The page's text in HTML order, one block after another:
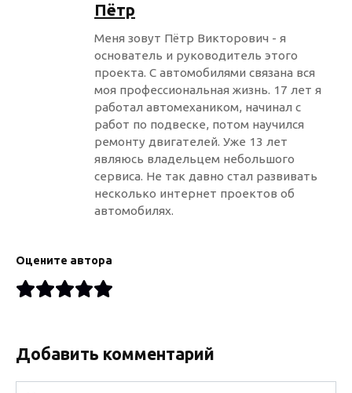
Пётр
Меня зовут Пётр Викторович - я
основатель и руководитель этого
проекта. С автомобилями связана вся
моя профессиональная жизнь. 17 лет я
работал автомехаником, начинал с
работ по подвеске, потом научился
ремонту двигателей. Уже 13 лет
являюсь владельцем небольшого
сервиса. Не так давно стал развивать
несколько интернет проектов об
автомобилях.
Оцените автора
Добавить комментарий